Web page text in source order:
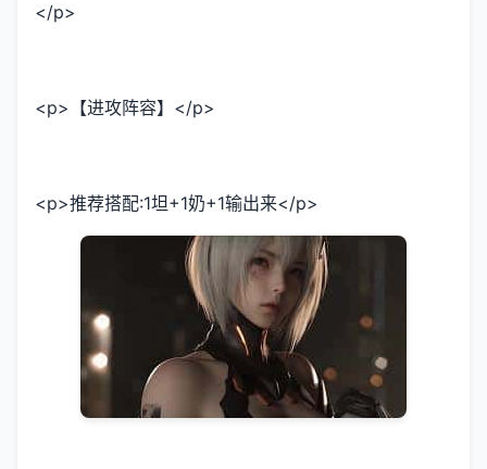
</p>
<p>【进攻阵容】</p>
<p>推荐搭配:1坦+1奶+1输出来</p>